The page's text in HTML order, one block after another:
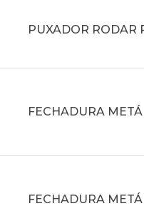
PUXADOR RODAR
FECHADURA
FECHADURA